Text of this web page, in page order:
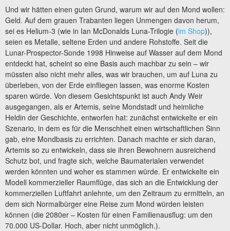
Und wir hätten einen guten Grund, warum wir auf den Mond wollen:
Geld. Auf dem grauen Trabanten liegen Unmengen davon herum,
sei es Helium-3 (wie in Ian McDonalds Luna-Trilogie (im Shop)),
seien es Metalle, seltene Erden und andere Rohstoffe. Seit die
Lunar-Prospector-Sonde 1998 Hinweise auf Wasser auf dem Mond
entdeckt hat, scheint so eine Basis auch machbar zu sein – wir
müssten also nicht mehr alles, was wir brauchen, um auf Luna zu
überleben, von der Erde einfliegen lassen, was enorme Kosten
sparen würde. Von diesem Gesichtspunkt ist auch Andy Weir
ausgegangen, als er Artemis, seine Mondstadt und heimliche
Heldin der Geschichte, entworfen hat: zunächst entwickelte er ein
Szenario, in dem es für die Menschheit einen wirtschaftlichen Sinn
gab, eine Mondbasis zu errichten. Danach machte er sich daran,
Artemis so zu entwickeln, dass sie ihren Bewohnern ausreichend
Schutz bot, und fragte sich, welche Baumaterialen verwendet
werden könnten und woher es stammen würde. Er entwickelte ein
Modell kommerzieller Raumflüge, das sich an die Entwicklung der
kommerziellen Luftfahrt anlehnte, um den Zeitraum zu ermitteln, an
dem sich Normalbürger eine Reise zum Mond würden leisten
können (die 2080er – Kosten für einen Familienausflug: um den
70.000 US-Dollar. Hoch, aber nicht unmöglich.).